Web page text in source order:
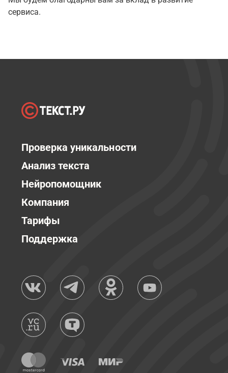
сервиса.
Проверка уникальности
Анализ текста
Нейропомощник
Компания
Тарифы
Поддержка